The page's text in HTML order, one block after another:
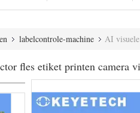
labelcontrole-machine AI
fles etiket printen camera